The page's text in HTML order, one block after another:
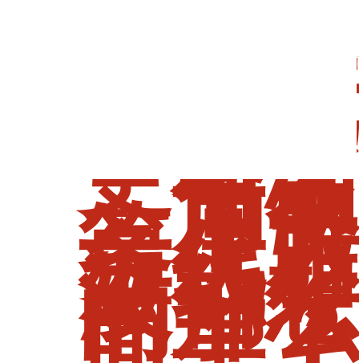
6.
每
次
上
线
都
要
加
字...
7.ON
上一
篇：每
次上线
都要加
字段，
走变
更，如
何破
局？
下一
篇：服
务优雅
下线，
没你想
的那么
简单？